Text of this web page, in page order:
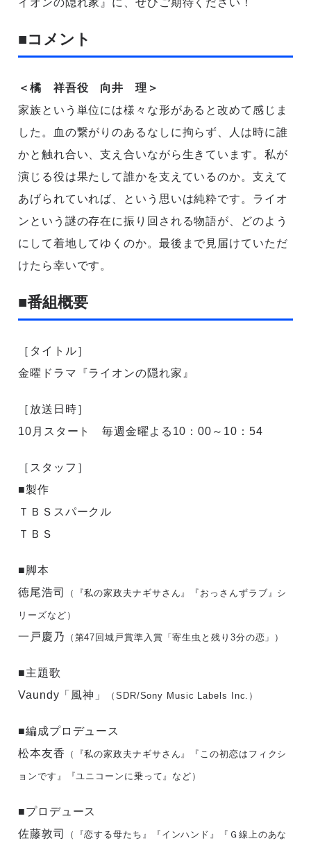
イオンの隠れ家』に、ぜひご期待ください！
■コメント
＜橘 祥吾役 向井 理＞
家族という単位には様々な形があると改めて感じま
した。血の繋がりのあるなしに拘らず、人は時に誰
かと触れ合い、支え合いながら生きています。私が
演じる役は果たして誰かを支えているのか。支えて
あげられていれば、という思いは純粋です。ライオ
ンという謎の存在に振り回される物語が、どのよう
にして着地してゆくのか。最後まで見届けていただ
けたら幸いです。
■番組概要
［タイトル］
金曜ドラマ『ライオンの隠れ家』
［放送日時］
10月スタート 毎週金曜よる10：00～10：54
［スタッフ］
■製作
ＴＢＳスパークル
ＴＢＳ
■脚本
徳尾浩司
（『私の家政夫ナギサさん』『おっさんずラブ』シ
リーズなど）
一戸慶乃 （第47回城戸賞準入賞「寄生虫と残り3分の恋」）
■主題歌
Vaundy「風神」
（SDR/Sony Music Labels Inc.）
■編成プロデュース
松本友香
（『私の家政夫ナギサさん』『この初恋はフィクシ
ョンです』『ユニコーンに乗って』など）
■プロデュース
佐藤敦司
（『恋する母たち』『インハンド』『Ｇ線上のあな